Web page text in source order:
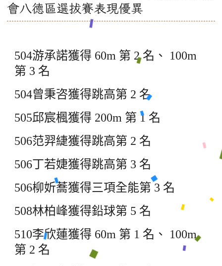
會八德區選拔賽表現優異
504游承諾獲得 60m 第 2 名、 100m
第 3 名
504曾秉咨獲得跳高第 2 名
505邱宸楓獲得 200m 第 1 名
506范羿緁獲得跳高第 2 名
506丁若婕獲得跳高第 3 名
506柳妡蕎獲得三項全能第 3 名
508林柏峰獲得鉛球第 5 名
510李欣蓮獲得 60m 第 1 名、 100m
第 2 名